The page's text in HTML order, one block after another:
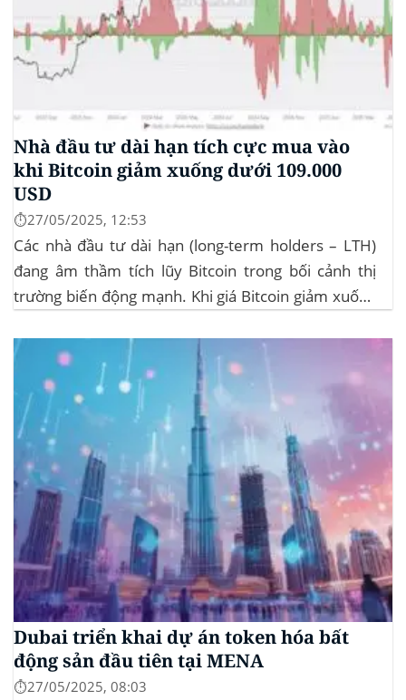
Nhà đầu tư dài hạn tích cực mua vào
khi Bitcoin giảm xuống dưới 109.000
USD
⏱️27/05/2025, 12:53
Các nhà đầu tư dài hạn (long-term holders – LTH)
đang âm thầm tích lũy Bitcoin trong bối cảnh thị
trường biến động mạnh. Khi giá Bitcoin giảm xuống
khiến hơn 185 triệu USD vị thế mua bị xóa...
Dubai triển khai dự án token hóa bất
động sản đầu tiên tại MENA
⏱️27/05/2025, 08:03